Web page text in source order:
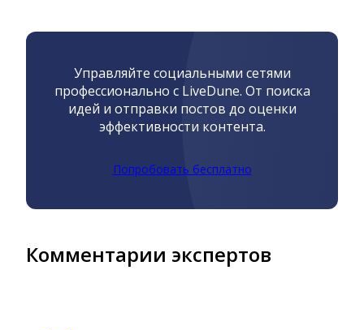
Управляйте социальными сетями
профессионально с LiveDune. От поиска
идей и отправки постов до оценки
эффективности контента.
Попробовать бесплатно
Комментарии экспертов